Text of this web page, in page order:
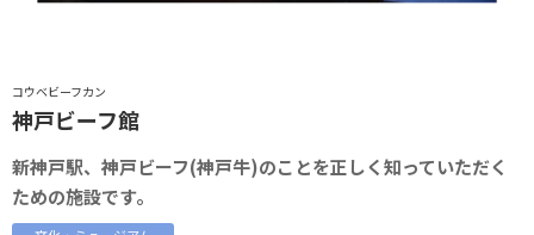
コウベビーフカン
神戸ビーフ館
新神戸駅、神戸ビーフ(神戸牛)のことを正しく知っていただく
ための施設です。